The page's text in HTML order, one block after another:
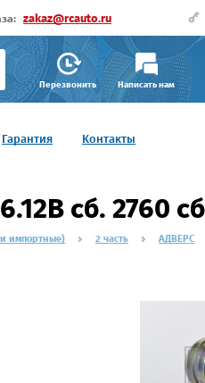
zakaz@rcauto.ru
Перезвонить Написать нам
Гарантия Контакты
сб. 2760
импортные) 2 часть АДВЕРС